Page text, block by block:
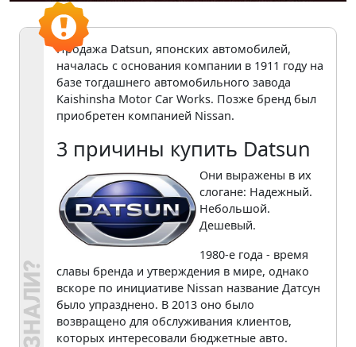
Продажа Datsun, японских автомобилей,
началась с основания компании в 1911 году на
базе тогдашнего автомобильного завода
Kaishinsha Motor Car Works. Позже бренд был
приобретен компанией Nissan.
3 причины купить Datsun
Они выражены в их
слогане: Надежный.
Небольшой.
Дешевый.
1980-е года - время
славы бренда и утверждения в мире, однако
вскоре по инициативе Nissan название Датсун
было упразднено. В 2013 оно было
возвращено для обслуживания клиентов,
которых интересовали бюджетные авто.